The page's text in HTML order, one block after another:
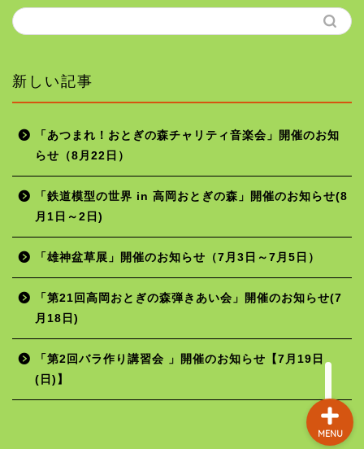
新しい記事
「あつまれ！おとぎの森チャリティ音楽会」開催のお知
らせ（8月22日）
「鉄道模型の世界 in 高岡おとぎの森」開催のお知らせ(8
月1日～2日)
「雄神盆草展」開催のお知らせ（7月3日～7月5日）
「第21回高岡おとぎの森弾きあい会」開催のお知らせ(7
月18日)
「第2回バラ作り講習会 」開催のお知らせ【7月19日
(日)】
MENU
ホーム
年間行事予定
施設の使用料